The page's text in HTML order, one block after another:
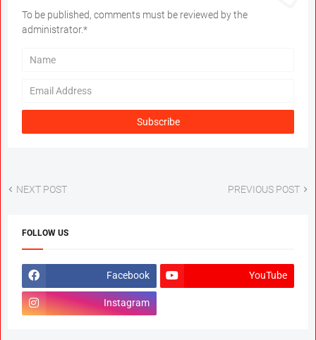
To be published, comments must be reviewed by the
administrator.*
NEXT POST PREVIOUS POST
FOLLOW US
Facebook YouTube
Instagram